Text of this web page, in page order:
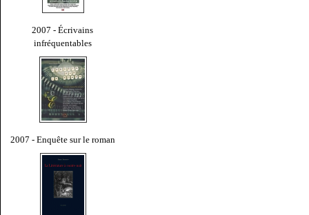
2007 - Écrivains
infréquentables
2007 - Enquête sur le roman